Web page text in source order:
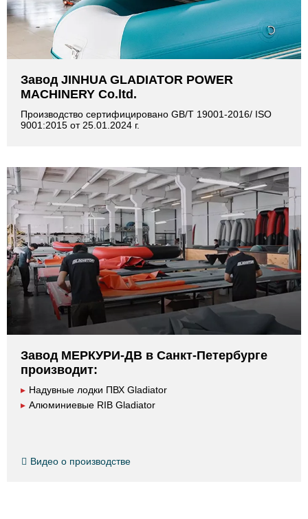
Завод JINHUA GLADIATOR POWER
MACHINERY Co.ltd.
Производство сертифицировано GB/T 19001-2016/ ISO
9001:2015 от 25.01.2024 г.
Завод МЕРКУРИ-ДВ в Санкт-Петербурге
производит:
▸ Надувные лодки ПВХ Gladiator
▸ Алюминиевые RIB Gladiator
Видео о производстве